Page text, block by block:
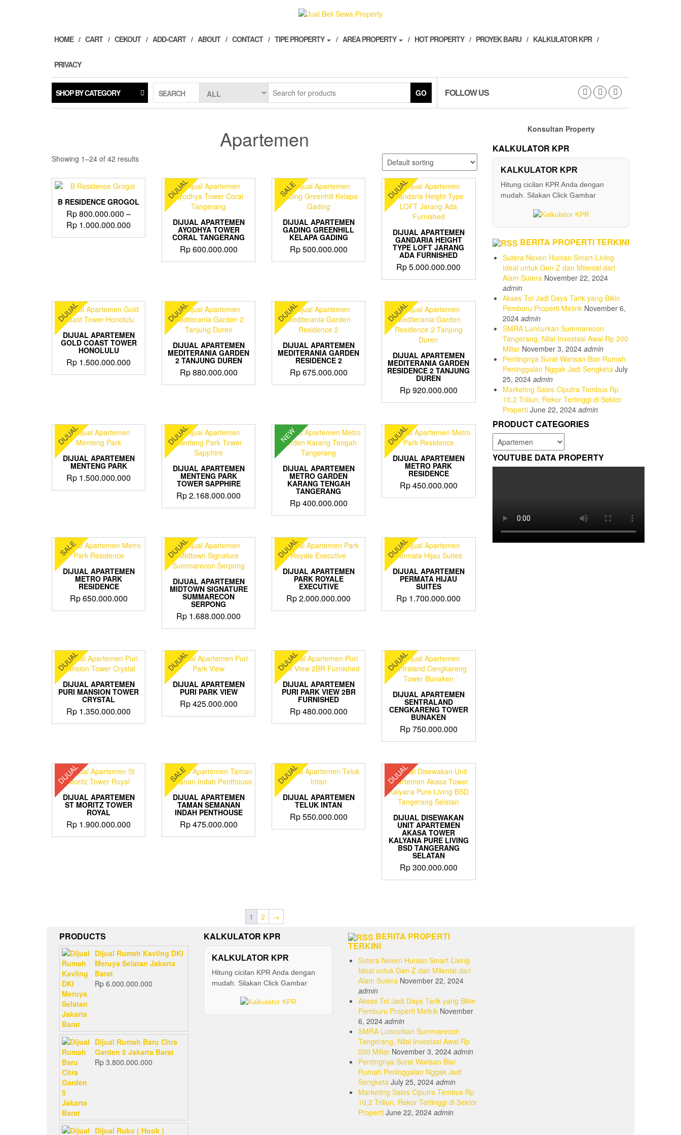
HOME CART CEKOUT ADD-CART ABOUT CONTACT TIPE PROPERTY AREA PROPERTY HOT PROPERTY PROYEK BARU KALKULATOR KPR
PRIVACY
SHOP BY CATEGORY SEARCH GO FOLLOW US
Apartemen
Showing 1–24 of 42 results
B RESIDENCE GROGOL
Rp800.000.000 –
Rp 1.000.000.000
range:
Rp 800.000.000
This
options
may
be
chosen
on
the
product
DIJUAL
DIJUAL APARTEMEN
AYODHYA TOWER
CORAL TANGERANG
Rp600.000.000
SALE
DIJUAL APARTEMEN
GADING GREENHILL
KELAPA GADING
Rp500.000.000
DIJUAL
DIJUAL APARTEMEN
GANDARIA HEIGHT
TYPE LOFT JARANG
ADA FURNISHED
Rp5.000.000.000
DIJUAL
DIJUAL APARTEMEN
GOLD COAST TOWER
HONOLULU
Rp 1.500.000.000
DIJUAL
DIJUAL APARTEMEN
MEDITERANIA GARDEN
2 TANJUNG DUREN
Rp880.000.000
DIJUAL
DIJUAL APARTEMEN
MEDITERANIA GARDEN
RESIDENCE 2
Rp675.000.000
DIJUAL
DIJUAL APARTEMEN
MEDITERANIA GARDEN
RESIDENCE 2 TANJUNG
DUREN
Rp920.000.000
DIJUAL
DIJUAL APARTEMEN
MENTENG PARK
Rp 1.500.000.000
DIJUAL
DIJUAL APARTEMEN
MENTENG PARK
TOWER SAPPHIRE
Rp2.168.000.000
NEW
DIJUAL APARTEMEN
METRO GARDEN
KARANG TENGAH
TANGERANG
Rp400.000.000
DIJUAL
DIJUAL APARTEMEN
METRO PARK
RESIDENCE
Rp450.000.000
SALE
DIJUAL APARTEMEN
METRO PARK
RESIDENCE
Rp650.000.000
DIJUAL
DIJUAL APARTEMEN
MIDTOWN SIGNATURE
SUMMARECON
SERPONG
Rp 1.688.000.000
DIJUAL
DIJUAL APARTEMEN
PARK ROYALE
EXECUTIVE
Rp2.000.000.000
DIJUAL
DIJUAL APARTEMEN
PERMATA HIJAU
SUITES
Rp 1.700.000.000
DIJUAL
DIJUAL APARTEMEN
PURI MANSION TOWER
CRYSTAL
Rp 1.350.000.000
DIJUAL
DIJUAL APARTEMEN
PURI PARK VIEW
Rp425.000.000
DIJUAL
DIJUAL APARTEMEN
PURI PARK VIEW 2BR
FURNISHED
Rp480.000.000
DIJUAL
DIJUAL APARTEMEN
SENTRALAND
CENGKARENG TOWER
BUNAKEN
Rp750.000.000
DIJUAL
DIJUAL APARTEMEN
ST MORITZ TOWER
ROYAL
Rp 1.900.000.000
SALE
DIJUAL APARTEMEN
TAMAN SEMANAN
INDAH PENTHOUSE
Rp475.000.000
DIJUAL
DIJUAL APARTEMEN
TELUK INTAN
Rp550.000.000
DIJUAL
DIJUAL DISEWAKAN
UNIT APARTEMEN
AKASA TOWER
KALYANA PURE LIVING
BSD TANGERANG
SELATAN
Rp300.000.000
1 2 →
Konsultan Property
KALKULATOR KPR
KALKULATOR KPR
Hitung cicilan KPR Anda dengan
mudah. Silakan Click Gambar
BERITA PROPERTI TERKINI
Sutera Nexen Hunian Smart-Living
Ideal untuk Gen Z dan Milenial dari
Alam Sutera November 22, 2024
admin
Akses Tol Jadi Daya Tarik yang Bikin
Pemburu Properti Melirik November 6,
2024 admin
SMRA Luncurkan Summarecon
Tangerang, Nilai Investasi Awal Rp 200
Miliar November 3, 2024 admin
Pentingnya Surat Warisan Biar Rumah
Peninggalan Nggak Jadi Sengketa July
25, 2024 admin
Marketing Sales Ciputra Tembus Rp
10,2 Triliun, Rekor Tertinggi di Sektor
Properti June 22, 2024 admin
PRODUCT CATEGORIES
YOUTUBE DATA PROPERTY
PRODUCTS
Dijual Rumah Kavling DKI
Meruya Selatan Jakarta
Barat
Rp 6.000.000.000
Dijual Rumah Baru Citra
Garden 5 Jakarta Barat
Rp 3.800.000.000
Dijual Ruko ( Hook )
KALKULATOR KPR
KALKULATOR KPR
Hitung cicilan KPR Anda dengan
mudah. Silakan Click Gambar
BERITA PROPERTI
TERKINI
Sutera Nexen Hunian Smart-Living
Ideal untuk Gen Z dan Milenial dari
Alam Sutera November 22, 2024
admin
Akses Tol Jadi Daya Tarik yang Bikin
Pemburu Properti Melirik November
6, 2024 admin
SMRA Luncurkan Summarecon
Tangerang, Nilai Investasi Awal Rp
200 Miliar November 3, 2024 admin
Pentingnya Surat Warisan Biar
Rumah Peninggalan Nggak Jadi
Sengketa July 25, 2024 admin
Marketing Sales Ciputra Tembus Rp
10,2 Triliun, Rekor Tertinggi di Sektor
Properti June 22, 2024 admin